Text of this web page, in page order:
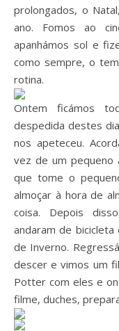
prolongados, o
ano. Fomos ao
apanhámos sol e
como sempre, o
rotina.
Ontem ficámos
despedida destes
nos apeteceu.
vez de um pequeno
que tome o
almoçar à hora de
coisa. Depois
andaram de
de Inverno.
descer e vimos um
Potter com eles e
filme, duches,